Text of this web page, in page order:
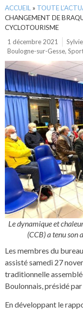
ACCUEIL » TOUTE
CHANGEMENT DE
CYCLOTOURISME
1 décembre 2021
Boulogne-sur-Gesse,
Le dynamique et
(CCB) a tenu son
Les membres du
assisté samedi 27
traditionnelle
Boulonnais, présidé
En développant le